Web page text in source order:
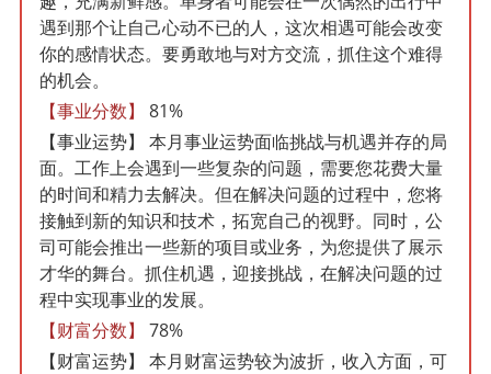
遇到那个让自己心动不已的人，这次相遇可能会改变
你的感情状态。要勇敢地与对方交流，抓住这个难得
的机会。
【事业分数】
81%
【事业运势】
本月事业运势面临挑战与机遇并存的局
面。工作上会遇到一些复杂的问题，需要您花费大量
的时间和精力去解决。但在解决问题的过程中，您将
接触到新的知识和技术，拓宽自己的视野。同时，公
司可能会推出一些新的项目或业务，为您提供了展示
才华的舞台。抓住机遇，迎接挑战，在解决问题的过
程中实现事业的发展。
【财富分数】
78%
【财富运势】
本月财富运势较为波折，收入方面，可